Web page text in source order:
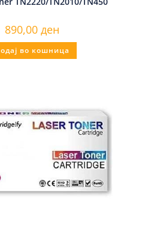
890,00 ден
во кошница